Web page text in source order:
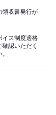
領収書発行が
イス制度適格
認いただく